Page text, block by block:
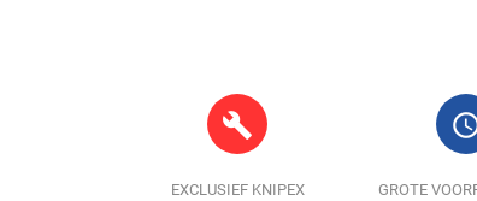
build
EXCLUSIEF KNIPEX
GROTE